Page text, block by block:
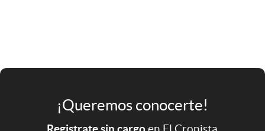
¡Queremos conocerte!